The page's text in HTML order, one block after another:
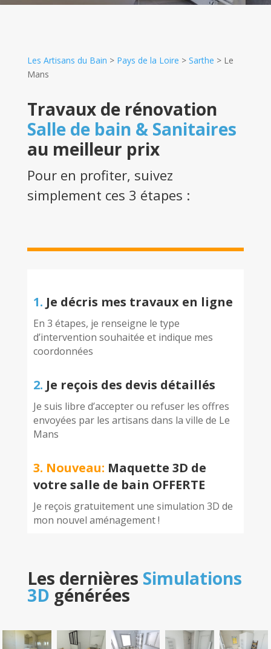
Les Artisans du Bain > Pays de la Loire > Sarthe > Le
Mans
Travaux de rénovation
Salle de bain & Sanitaires
au meilleur prix
Pour en profiter, suivez
simplement ces 3 étapes :
1. Je décris mes travaux en ligne
En 3 étapes, je renseigne le type
d’intervention souhaitée et indique mes
coordonnées
2. Je reçois des devis détaillés
Je suis libre d’accepter ou refuser les offres
envoyées par les artisans dans la ville de Le
Mans
3. Nouveau: Maquette 3D de
votre salle de bain OFFERTE
Je reçois gratuitement une simulation 3D de
mon nouvel aménagement !
Les dernières Simulations
3D générées